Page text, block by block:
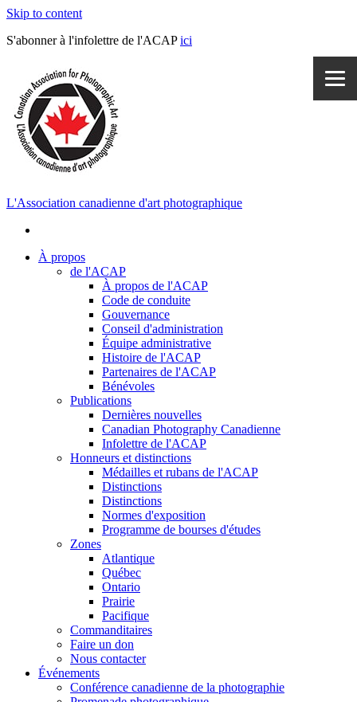
Skip to content
S'abonner à l'infolettre de l'ACAPici
L'Association canadienne d'art photographique
À propos
de l'ACAP
À propos de l'ACAP
Code de conduite
Gouvernance
Conseil d'administration
Équipe administrative
Histoire de l'ACAP
Partenaires de l'ACAP
Bénévoles
Publications
Dernières nouvelles
Canadian Photography Canadienne
Infolettre de l'ACAP
Honneurs et distinctions
Médailles et rubans de l'ACAP
Distinctions
Distinctions
Normes d'exposition
Programme de bourses d'études
Zones
Atlantique
Québec
Ontario
Prairie
Pacifique
Commanditaires
Faire un don
Nous contacter
Événements
Conférence canadienne de la photographie